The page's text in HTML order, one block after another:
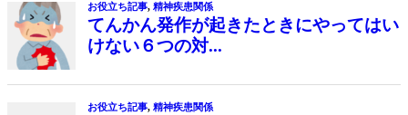
お役立ち記事, 精神疾患関係
てんかん発作が起きたときにやってはい
けない６つの対...
お役立ち記事, 精神疾患関係